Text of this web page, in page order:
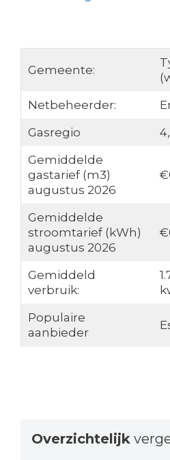
Gemeente:
Netbeheerder:
Gasregio
Gemiddelde
gastarief (m3)
augustus 2026
Gemiddelde
stroomtarief (kWh)
augustus 2026
Gemiddeld
verbruik:
Populaire
aanbieder
Overzichtelijk